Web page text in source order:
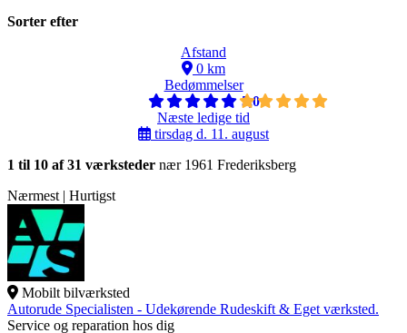
Sorter efter
Afstand
0 km
Bedømmelser
5,0
Næste ledige tid
tirsdag d. 11. august
1 til 10 af 31 værksteder nær 1961 Frederiksberg
Nærmest | Hurtigst
Mobilt bilværksted
Autorude Specialisten - Udekørende Rudeskift & Eget værksted.
Service og reparation hos dig